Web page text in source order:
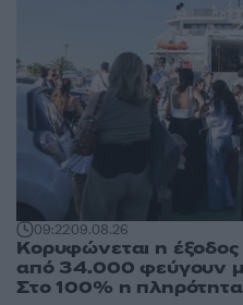
09:2209.08.26
Κορυφώνεται η
από 34.000 φεύγουν
Στο 100% η